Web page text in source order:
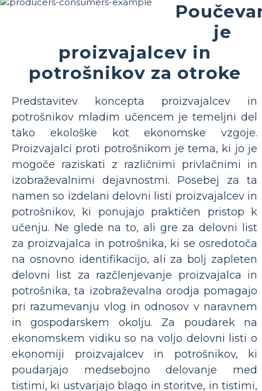
je
proizvajalcev in
potrošnikov za otroke
Predstavitev koncepta proizvajalcev in
potrošnikov mladim učencem je temeljni del
tako ekološke kot ekonomske vzgoje.
Proizvajalci proti potrošnikom je tema, ki jo je
mogoče raziskati z različnimi privlačnimi in
izobraževalnimi dejavnostmi. Posebej za ta
namen so izdelani delovni listi proizvajalcev in
potrošnikov, ki ponujajo praktičen pristop k
učenju. Ne glede na to, ali gre za delovni list
za proizvajalca in potrošnika, ki se osredotoča
na osnovno identifikacijo, ali za bolj zapleten
delovni list za razčlenjevanje proizvajalca in
potrošnika, ta izobraževalna orodja pomagajo
pri razumevanju vlog in odnosov v naravnem
in gospodarskem okolju. Za poudarek na
ekonomskem vidiku so na voljo delovni listi o
ekonomiji proizvajalcev in potrošnikov, ki
poudarjajo medsebojno delovanje med
tistimi, ki ustvarjajo blago in storitve, in tistimi,